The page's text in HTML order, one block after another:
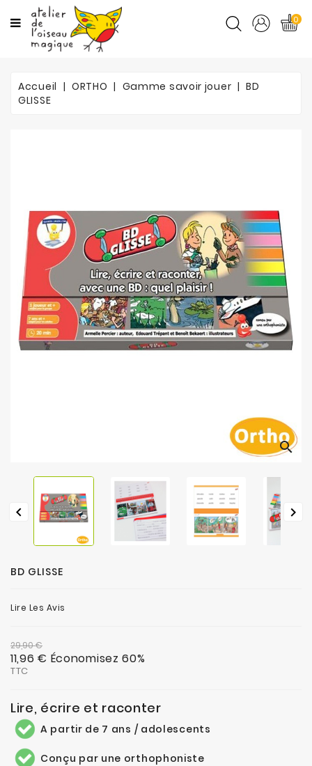
CATÉGORIES
MATIÈRES
0
Accueil ORTHO Gamme savoir jouer
BD
GLISSE
search
 
BD GLISSE
Lire Les Avis
29,90 €
11,96 € Économisez 60%
TTC
Lire, écrire et raconter
A partir de 7 ans / adolescents
Conçu par une orthophoniste